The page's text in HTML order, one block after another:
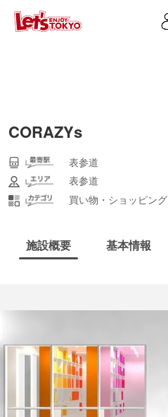
CORAZYs
表参道
表参道
買い物・ショッピング
施設概要 基本情報